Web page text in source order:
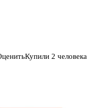
Купили 2 человека